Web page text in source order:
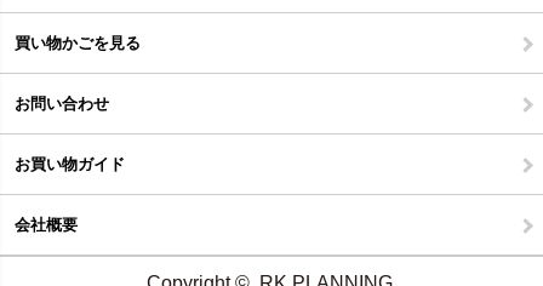
買い物かごを見る
お問い合わせ
お買い物ガイド
会社概要